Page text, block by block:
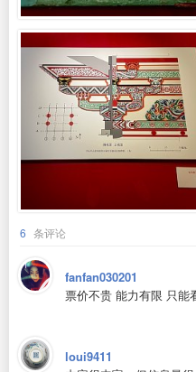
6 条评论
fanfan030201
票价不贵 能力有限 只能
loui9411